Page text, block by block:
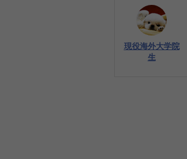
現役海外大学院
生